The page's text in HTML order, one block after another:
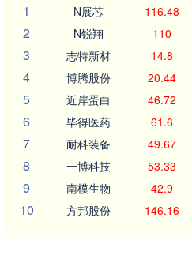
1
N展芯 116.48
2 N锐翔 110
3 志特新材 14.8
4 博腾股份 20.44
5 近岸蛋白 46.72
6 毕得医药 61.6
7 耐科装备 49.67
8 一博科技 53.33
9 南模生物 42.9
10 方邦股份 146.16